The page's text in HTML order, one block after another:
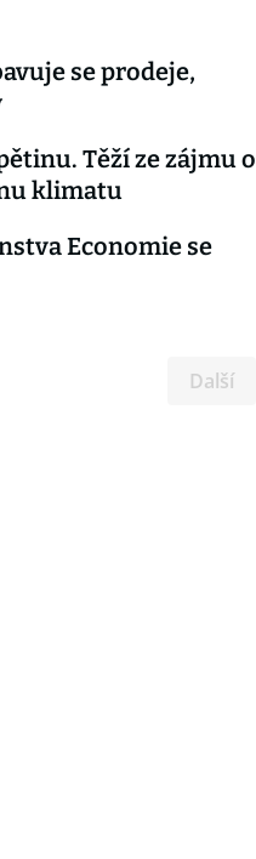
se prodeje,
Těží ze zájmu o
klimatu
Economie se
Další